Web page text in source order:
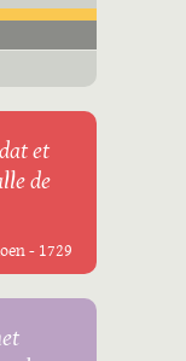
et
de
- 1729